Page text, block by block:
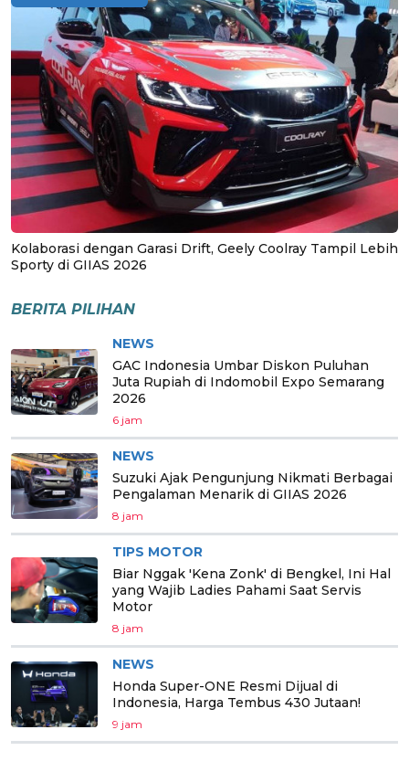
Kolaborasi dengan Garasi Drift, Geely Coolray Tampil Lebih
Sporty di GIIAS 2026
BERITA PILIHAN
NEWS
GAC Indonesia Umbar Diskon Puluhan
Juta Rupiah di Indomobil Expo Semarang
2026
6 jam
NEWS
Suzuki Ajak Pengunjung Nikmati Berbagai
Pengalaman Menarik di GIIAS 2026
8 jam
TIPS MOTOR
Biar Nggak 'Kena Zonk' di Bengkel, Ini Hal
yang Wajib Ladies Pahami Saat Servis
Motor
8 jam
NEWS
Honda Super-ONE Resmi Dijual di
Indonesia, Harga Tembus 430 Jutaan!
9 jam